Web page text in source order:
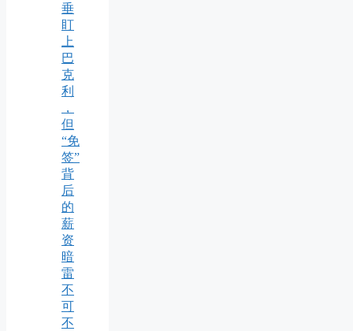
垂
盯
上
巴
克
利
，
但
“免
签”
背
后
的
薪
资
暗
雷
不
可
不